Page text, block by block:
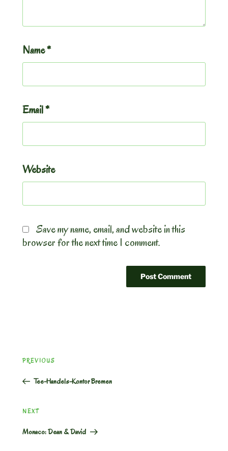
Name*
Email*
Website
Save my name, email, and website in this
browser for the next time I comment.
navigation
Previous
PREVIOUS
Tee-Handels-Kontor Bremen
Next
NEXT
Monaco: Dean & David